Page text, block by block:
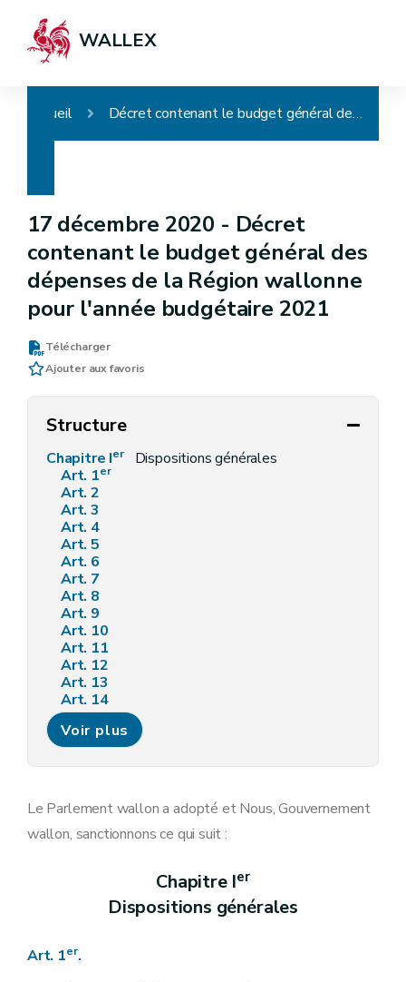
WALLEX
Accueil Décret contenant le budget général des dépenses de la Région wallonne pour l'année budgétaire 2021
17 décembre 2020 - Décret
contenant le budget général des
dépenses de la Région wallonne
pour l'année budgétaire 2021
Télécharger
Ajouter aux favoris
Structure
Chapitre Ier
Dispositions générales
Art. 1er
Art. 2
Art. 3
Art. 4
Art. 5
Art. 6
Art. 7
Art. 8
Art. 9
Art. 10
Art. 11
Art. 12
Art. 13
Art. 14
Art. 15
Art. 16
Art. 17
Art. 20
Art. 22
Art. 26
Art. 29
Voir plus
Le Parlement wallon a adopté et Nous, Gouvernement
wallon, sanctionnons ce qui suit :
Chapitre Ier
Dispositions générales
Art. 1er.